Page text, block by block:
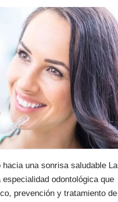
una sonrisa saludable La
odontológica que
prevención y tratamiento de